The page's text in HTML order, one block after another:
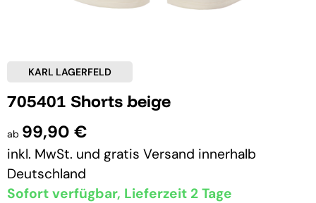
KARL LAGERFELD
705401 Shorts beige
ab 99,90 €
inkl. MwSt. und gratis Versand innerhalb
Deutschland
Sofort verfügbar, Lieferzeit 2 Tage